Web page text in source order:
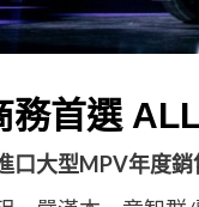
務首選
口大型MPV年度銷